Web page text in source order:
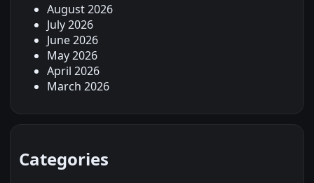
August 2026
July 2026
June 2026
May 2026
April 2026
March 2026
Categories